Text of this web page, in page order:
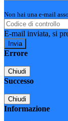
Non hai una e-mail
E-mail inviata, si
Errore
Chiudi
Successo
Chiudi
Informazione